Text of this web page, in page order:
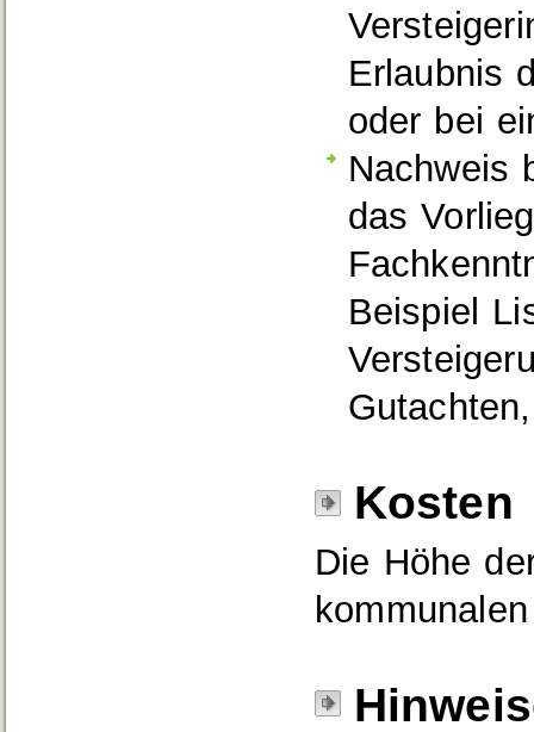
Erlaubnis
oder bei
Nachweis
das
Beispiel
Kosten
Die Höhe